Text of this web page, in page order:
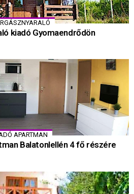
kiadó Gyomaendrődön
APARTMAN
Balatonlellén 4 fő részére